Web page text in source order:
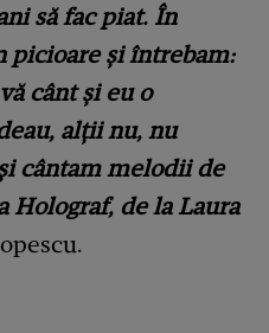
să fac piat. În
picioare și întrebam:
cânt și eu o
alții nu, nu
cântam melodii de
Holograf, de la Laura